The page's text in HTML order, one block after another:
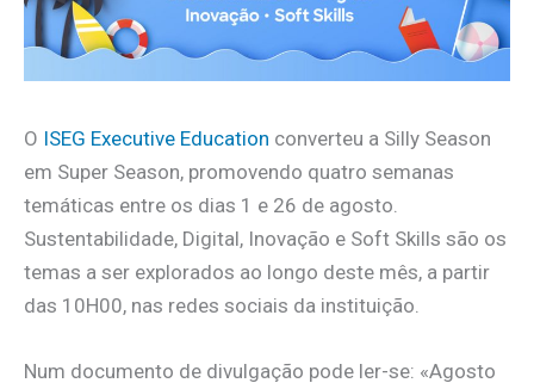
O ISEG Executive Education converteu a Silly Season
em Super Season, promovendo quatro semanas
temáticas entre os dias 1 e 26 de agosto.
Sustentabilidade, Digital, Inovação e Soft Skills são os
temas a ser explorados ao longo deste mês, a partir
das 10H00, nas redes sociais da instituição.
Num documento de divulgação pode ler-se: «Agosto